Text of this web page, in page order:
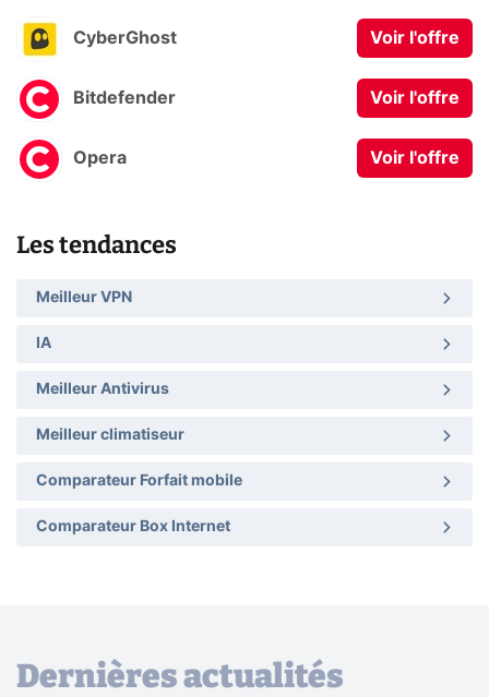
CyberGhost Voir l'offre
Bitdefender Voir l'offre
Opera Voir l'offre
Les tendances
Meilleur VPN
IA
Meilleur Antivirus
Meilleur climatiseur
Comparateur Forfait mobile
Comparateur Box Internet
Dernières actualités